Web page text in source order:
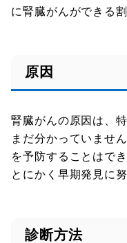
に腎臓がんができる
原因
腎臓がんの原因は、
まだ分かっていませ
を予防することはで
とにかく早期発見に
診断方法